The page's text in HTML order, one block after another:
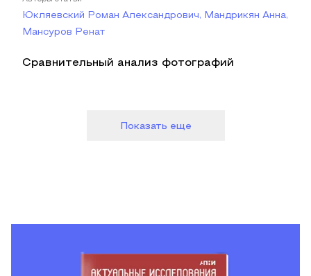
Юкляевский Роман Александрович, Мандрикян Анна,
Мансуров Ренат
Сравнительный анализ фотографий
Показать еще